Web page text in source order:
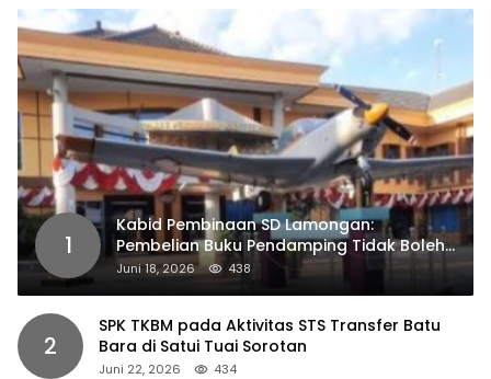
1
Kabid Pembinaan SD Lamongan:
Pembelian Buku Pendamping Tidak Boleh
Dipaksakan
Juni 18, 2026 438
2
SPK TKBM pada Aktivitas STS Transfer Batu
Bara di Satui Tuai Sorotan
Juni 22, 2026 434